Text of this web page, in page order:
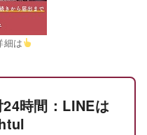
は
時間：LINEは